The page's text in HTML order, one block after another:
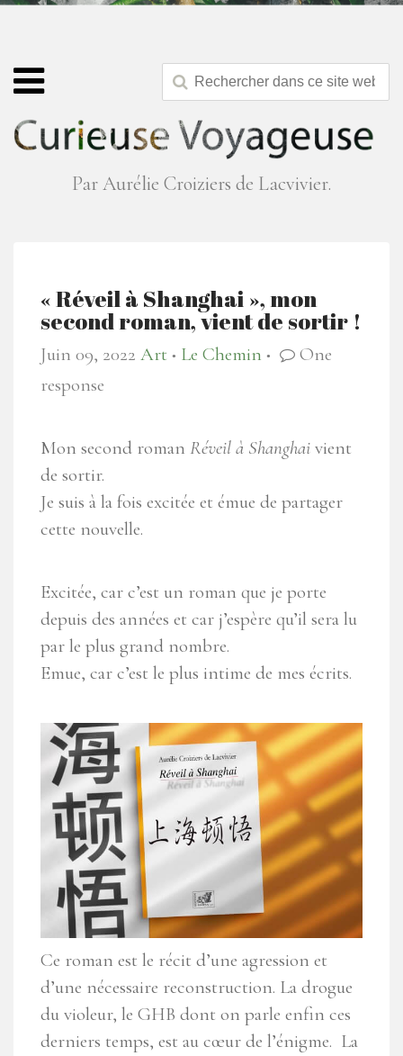
Par Aurélie Croiziers de Lacvivier.
« Réveil à Shanghai », mon
second roman, vient de sortir !
Juin 09, 2022 Art ● Le Chemin ●
One
response
Mon second roman Réveil à Shanghai vient
de sortir.
Je suis à la fois excitée et émue de partager
cette nouvelle.
Excitée, car c’est un roman que je porte
depuis des années et car j’espère qu’il sera lu
par le plus grand nombre.
Emue, car c’est le plus intime de mes écrits.
Ce roman est le récit d’une agression et
d’une nécessaire reconstruction. La drogue
du violeur, le GHB dont on parle enfin ces
derniers temps, est au cœur de l’énigme. La